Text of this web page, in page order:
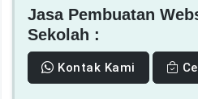
Jasa Pembuatan
Sekolah :
Kontak Kami